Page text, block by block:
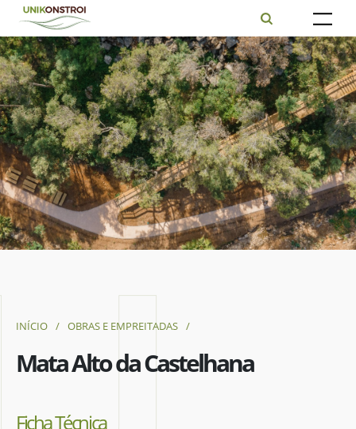
INÍCIO / OBRAS E EMPREITADAS /
Mata Alto da Castelhana
Ficha Técnica